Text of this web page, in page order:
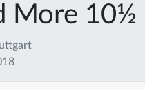
More 10½